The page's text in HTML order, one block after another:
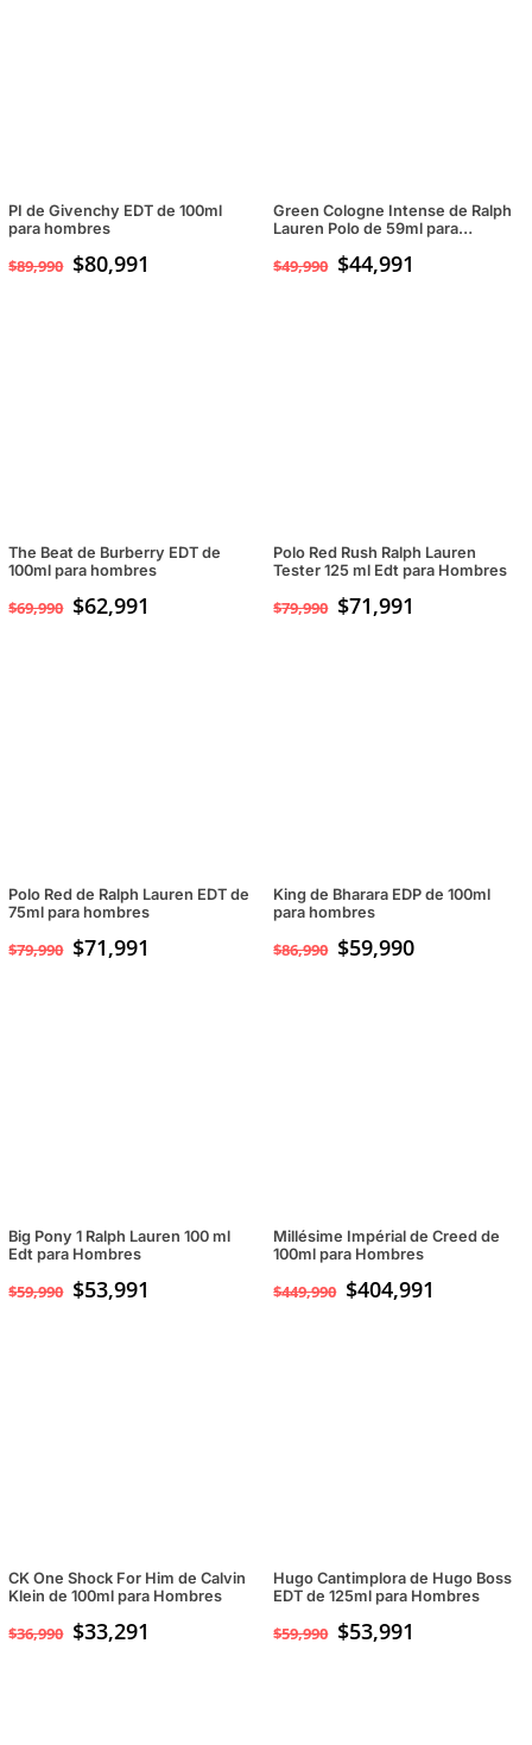
PI de Givenchy EDT de 100ml
para hombres
$89,990 $80,991
Green Cologne Intense de Ralph
Lauren Polo de 59ml para
$49,990 $44,991
The Beat de Burberry EDT de
100ml para hombres
$69,990 $62,991
Polo Red Rush Ralph Lauren
Tester 125 ml Edt para Hombres
$79,990 $71,991
Polo Red de Ralph Lauren EDT de
75ml para hombres
$79,990 $71,991
King de Bharara EDP de 100ml
para hombres
$86,990 El
$59,990El
Big Pony 1 Ralph Lauren 100 ml
Edt para Hombres
$59,990 $53,991
Millésime Impérial de Creed de
100ml para Hombres
$449,990 $404,991
CK One Shock For Him de Calvin
Klein de 100ml para Hombres
$36,990 $33,291
Hugo Cantimplora de Hugo Boss
EDT de 125ml para Hombres
$59,990 $53,991